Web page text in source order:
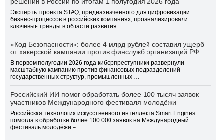
Эксперты проекта STAQ, предназначенного для цифровизации
бизнес-процессов в российских компаниях, проанализировали
ключевые тренды в области развития …
«Код Безопасности»: более 4 млрд рублей составил ущерб
от хакерской кампании против финслужб организаций РФ
В первом полугодии 2026 года киберпреступники развернули
масштабную кампанию против финансовых подразделений
государственных структур, промышленных …
Российский ИИ помог обработать более 100 тысяч заявок
участников Международного фестиваля молодёжи
Российская технология искусственного интеллекта Smart Engines
помогла в обработке более 100 000 заявок на Международный
фестиваль молодёжи – …